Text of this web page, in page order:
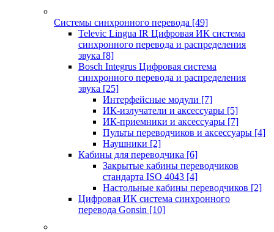
Системы синхронного перевода [49]
Televic Lingua IR Цифровая ИК система
синхронного перевода и распределения
звука [8]
Bosch Integrus Цифровая система
синхронного перевода и распределения
звука [25]
Интерфейсные модули [7]
ИК-излучатели и аксессуары [5]
ИК-приемники и аксессуары [7]
Пульты переводчиков и аксессуары [4]
Наушники [2]
Кабины для переводчика [6]
Закрытые кабины переводчиков
стандарта ISO 4043 [4]
Настольные кабины переводчиков [2]
Цифровая ИК система синхронного
перевода Gonsin [10]